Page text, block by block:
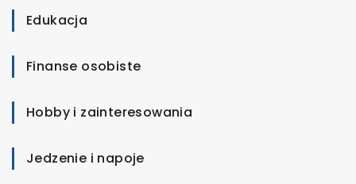
Edukacja
Finanse osobiste
Hobby i zainteresowania
Jedzenie i napoje